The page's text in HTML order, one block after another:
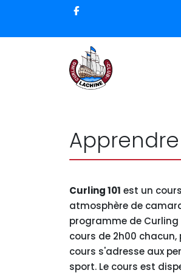
Curling 101 est un
atmosphère de
programme de
cours de 2h00 chacun,
cours s'adresse aux
sport. Le cours est